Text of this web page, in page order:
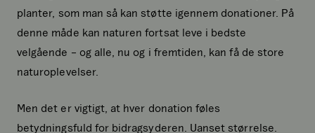
planter, som man så kan støtte igennem donationer. På
denne måde kan naturen fortsat leve i bedste
velgående – og alle, nu og i fremtiden, kan få de store
naturoplevelser.
Men det er vigtigt, at hver donation føles
betydningsfuld for bidragsyderen. Uanset størrelse.